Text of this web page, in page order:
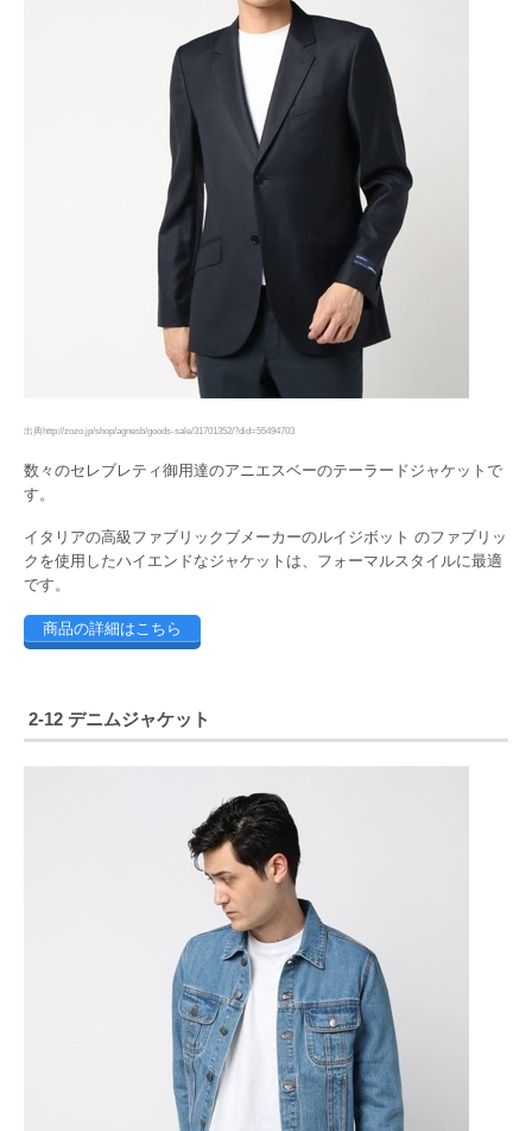
出典http://zozo.jp/shop/agnesb/goods-sale/31701352/?did=55494703
数々のセレブレティ御用達のアニエスベーのテーラードジャケットで
す。
イタリアの高級ファブリックブメーカーのルイジボット のファブリッ
クを使用したハイエンドなジャケットは、フォーマルスタイルに最適
です。
商品の詳細はこちら
2-12 デニムジャケット